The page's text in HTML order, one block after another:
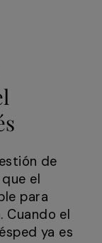
de
el
para
Cuando el
ya es